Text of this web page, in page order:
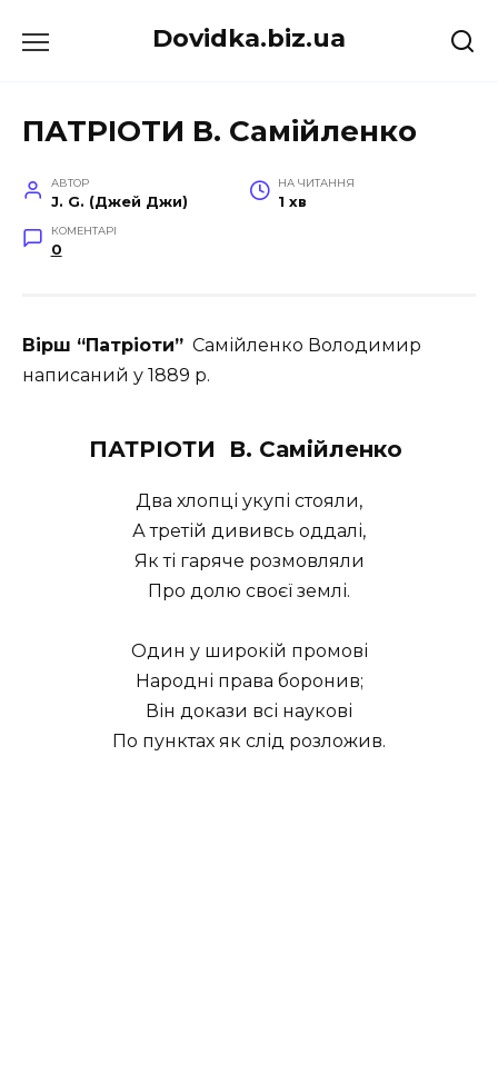
до
Dovidka.biz.ua
ПАТРІОТИ В. Самійленко
АВТОР
J. G. (Джей Джи)
НА ЧИТАННЯ
1 хв
КОМЕНТАРІ
0
Вірш “Патріоти” Самійленко Володимир
написаний у 1889 р.
ПАТРІОТИ В. Самійленко
Два хлопці укупі стояли,
А третій дививсь оддалі,
Як ті гаряче розмовляли
Про долю своєї землі.
Один у широкій промові
Народні права боронив;
Він докази всі наукові
По пунктах як слід розложив.